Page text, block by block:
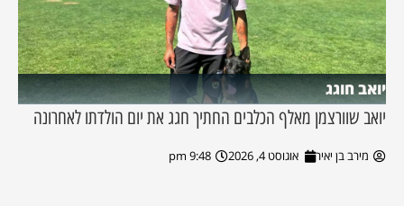
יואב חוגג
יואב שוורצמן מאלף הכלבים החתיך חגג את יום הולדתו לאחרונה
מירב בן יאיר אוגוסט 4, 2026 9:48 pm